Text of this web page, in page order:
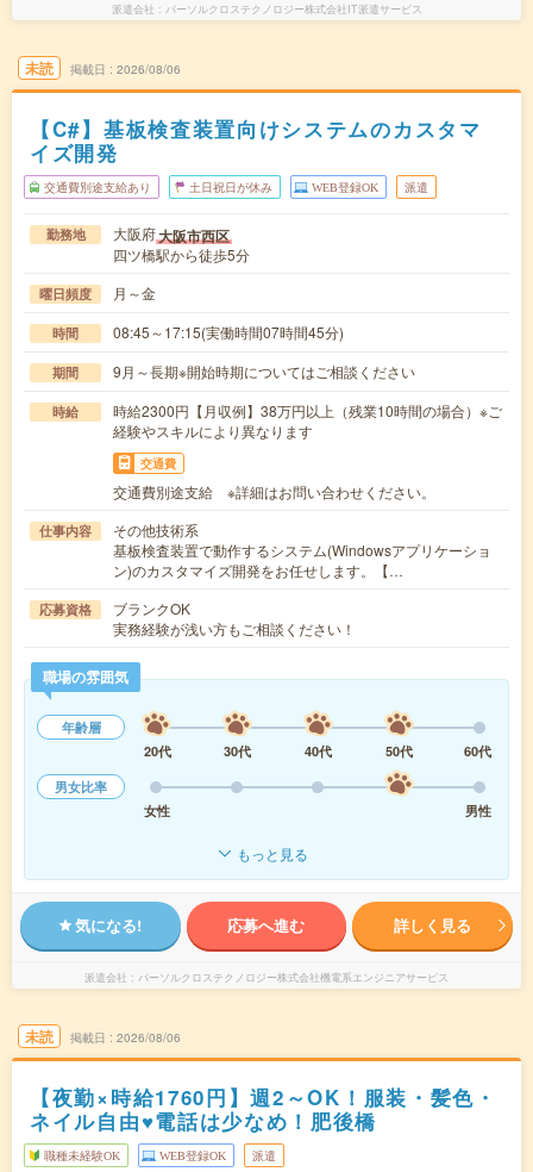
派遣会社 パーソルクロステクノロジー株式会社IT派遣サービス
未読 掲載日 2026/08/06
【C#】基板検査装置向けシステムのカスタマ
イズ開発
交通費別途支給あり 土日祝日が休み WEB登録OK 派遣
勤務地 大阪府大阪市西区
四ツ橋駅から徒歩5分
曜日頻度 月～金
時間 08:45～17:15(実働時間07時間45分)
期間 9月～長期※開始時期についてはご相談ください
時給
時給2300円【月収例】38万円以上（残業10時間の場合）※ご
経験やスキルにより異なります
交通費
交通費別途支給 ※詳細はお問い合わせください。
仕事内容
その他技術系
基板検査装置で動作するシステム(Windowsアプリケーショ
ン)のカスタマイズ開発をお任せします。【…
応募資格
ブランクOK
実務経験が浅い方もご相談ください！
職場の雰囲気
年齢層
20代
30代 40代 50代
60代
男女比率
女性
男性
もっと見る
気になる! 応募へ進む 詳しく見る
派遣会社 パーソルクロステクノロジー株式会社機電系エンジニアサービス
未読 掲載日 2026/08/06
【夜勤×時給1760円】週2～OK！服装・髪色・
ネイル自由♥電話は少なめ！肥後橋
職種未経験OK WEB登録OK 派遣